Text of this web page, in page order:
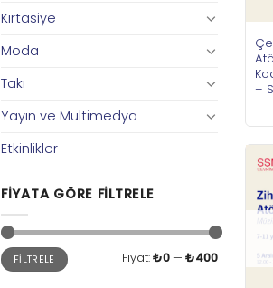
Kırtasiye
Moda
Takı
Yayın ve Multimedya
Etkinlikler
FIYATA GÖRE FILTRELE
En
düşük
fiyat
En
yüksek
fiyat
FILTRELE Fiyat:₺0— ₺400
–